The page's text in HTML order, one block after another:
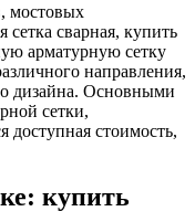
мостовых
сварная, купить
арматурную сетку
направления,
дизайна. Основными
сетки,
доступная стоимость,
купить